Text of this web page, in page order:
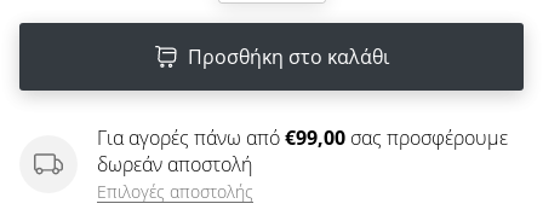
Προσθήκη στο καλάθι
Για αγορές πάνω από€99,00 σας προσφέρουμε
δωρεάν αποστολή
Επιλογές αποστολής